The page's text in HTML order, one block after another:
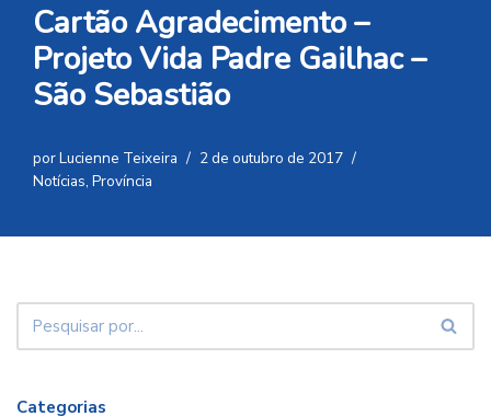
Cartão Agradecimento –
Projeto Vida Padre Gailhac –
São Sebastião
porLucienne Teixeira
2 de outubro de 2017
Notícias, Província
Categorias